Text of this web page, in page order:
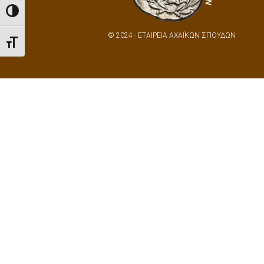
Toggle High Contrast
Toggle Font size
© 2024 - ΕΤΑΙΡΕΙΑ ΑΧΑΪΚΩΝ ΣΠΟΥΔΩΝ